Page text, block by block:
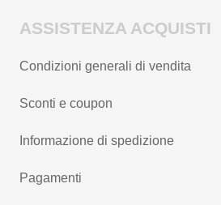
ASSISTENZA ACQUISTI
Condizioni generali di vendita
Sconti e coupon
Informazione di spedizione
Pagamenti